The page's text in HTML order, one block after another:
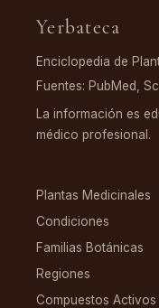
Yerbateca
Enciclopedia de
Fuentes: PubMed,
La información es
médico profesional.
Plantas Medicinales
Condiciones
Familias Botánicas
Regiones
Compuestos Activos